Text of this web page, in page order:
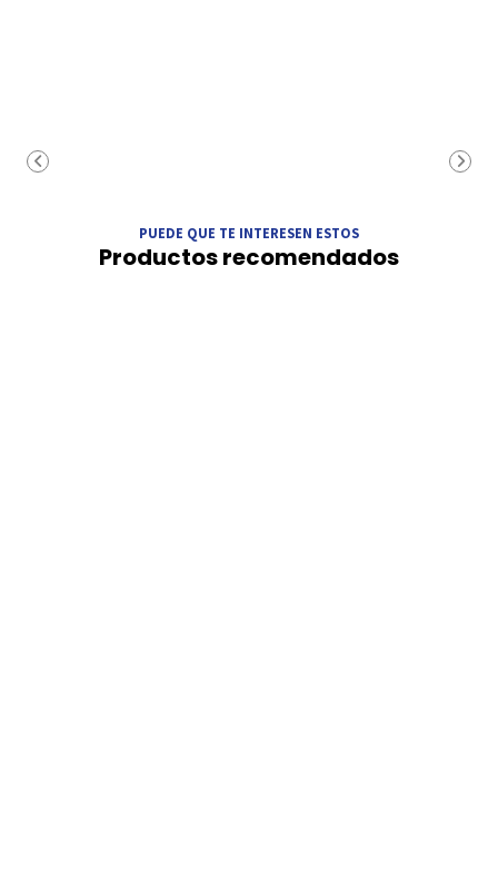
PUEDE QUE TE INTERESEN ESTOS
Productos recomendados